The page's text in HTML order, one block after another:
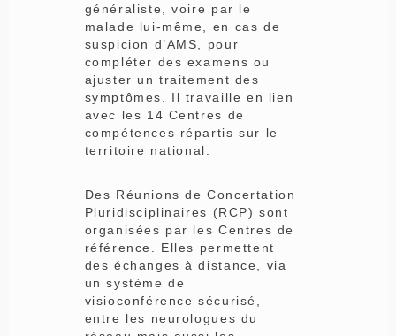
généraliste, voire par le
malade lui-même, en cas de
suspicion d’AMS, pour
compléter des examens ou
ajuster un traitement des
symptômes. Il travaille en lien
avec les 14 Centres de
compétences répartis sur le
territoire national.
Des Réunions de Concertation
Pluridisciplinaires (RCP) sont
organisées par les Centres de
référence. Elles permettent
des échanges à distance, via
un système de
visioconférence sécurisé,
entre les neurologues du